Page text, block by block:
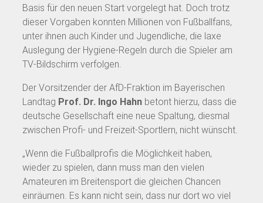
Basis für den neuen Start vorgelegt hat. Doch trotz
dieser Vorgaben konnten Millionen von Fußballfans,
unter ihnen auch Kinder und Jugendliche, die laxe
Auslegung der Hygiene-Regeln durch die Spieler am
TV-Bildschirm verfolgen.
Der Vorsitzender der AfD-Fraktion im Bayerischen
Landtag Prof. Dr. Ingo Hahn betont hierzu, dass die
deutsche Gesellschaft eine neue Spaltung, diesmal
zwischen Profi- und Freizeit-Sportlern, nicht wünscht.
„Wenn die Fußballprofis die Möglichkeit haben,
wieder zu spielen, dann muss man den vielen
Amateuren im Breitensport die gleichen Chancen
einräumen. Es kann nicht sein, dass nur dort wo viel